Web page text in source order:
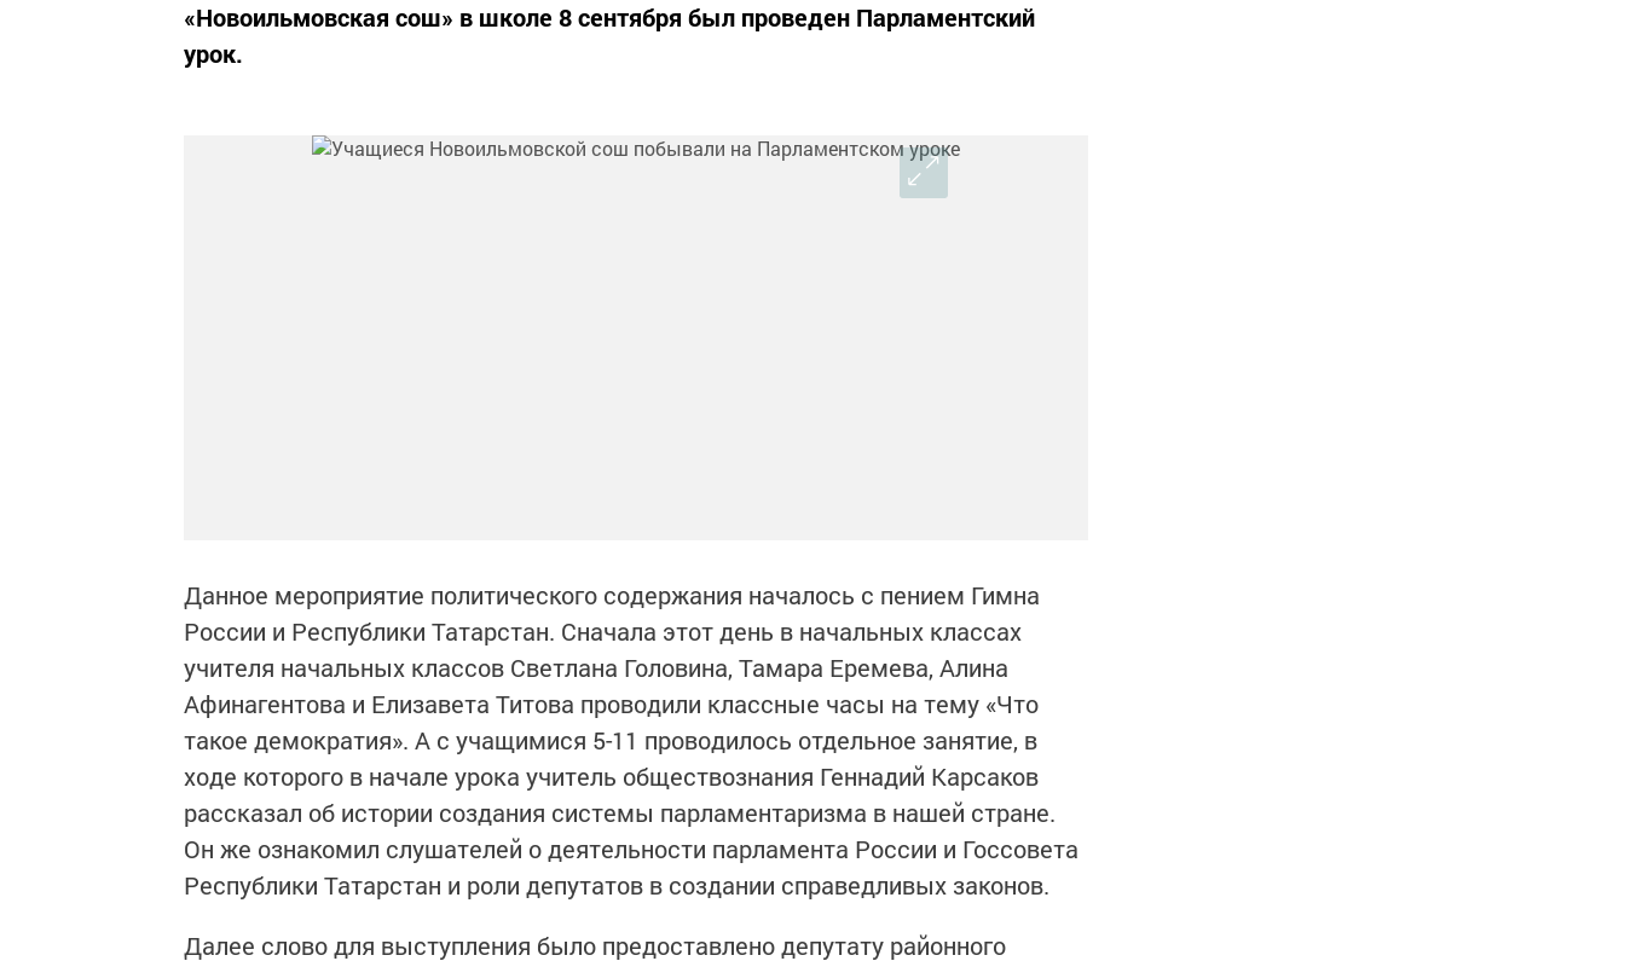
«Новоильмовская сош» в школе 8 сентября был проведен Парламентский
урок.
Данное мероприятие политического содержания началось с пением Гимна
России и Республики Татарстан. Сначала этот день в начальных классах
учителя начальных классов Светлана Головина, Тамара Еремева, Алина
Афинагентова и Елизавета Титова проводили классные часы на тему «Что
такое демократия». А с учащимися 5-11 проводилось отдельное занятие, в
ходе которого в начале урока учитель обществознания Геннадий Карсаков
рассказал об истории создания системы парламентаризма в нашей стране.
Он же ознакомил слушателей о деятельности парламента России и Госсовета
Республики Татарстан и роли депутатов в создании справедливых законов.
Далее слово для выступления было предоставлено депутату районного